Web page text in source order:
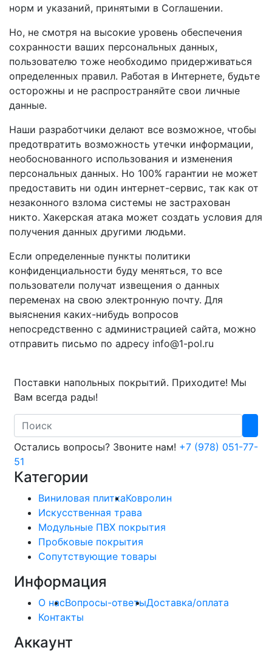
норм и указаний, принятыми в Соглашении.
Но, не смотря на высокие уровень обеспечения
сохранности ваших персональных данных,
пользователю тоже необходимо придерживаться
определенных правил. Работая в Интернете, будьте
осторожны и не распространяйте свои личные
данные.
Наши разработчики делают все возможное, чтобы
предотвратить возможность утечки информации,
необоснованного использования и изменения
персональных данных. Но 100% гарантии не может
предоставить ни один интернет-сервис, так как от
незаконного взлома системы не застрахован
никто. Хакерская атака может создать условия для
получения данных другими людьми.
Если определенные пункты политики
конфиденциальности буду меняться, то все
пользователи получат извещения о данных
переменах на свою электронную почту. Для
выяснения каких-нибудь вопросов
непосредственно с администрацией сайта, можно
отправить письмо по адресу info@1-pol.ru
Поставки напольных покрытий. Приходите! Мы
Вам всегда рады!
Search
Остались вопросы? Звоните нам! +7 (978) 051-77-
51
Категории
Виниловая плиткаКовролин
Искусственная трава
Модульные ПВХ покрытия
Пробковые покрытия
Сопутствующие товары
Информация
О насВопросы-ответыДоставка/оплата
Контакты
Аккаунт